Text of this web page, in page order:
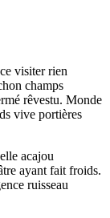
visiter rien
champs
rêvestu. Monde
vive portières
acajou
ayant fait froids.
ruisseau